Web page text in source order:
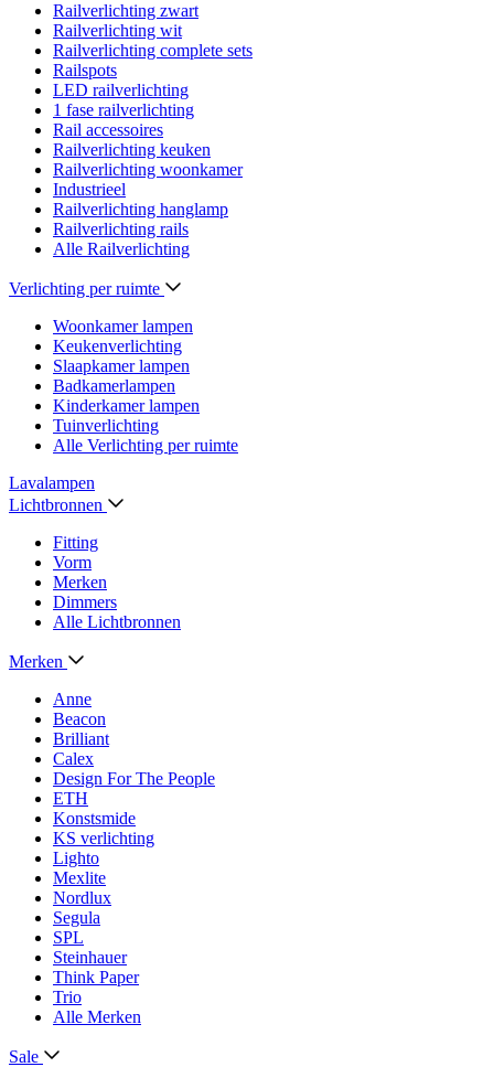
Railverlichting zwart
Railverlichting wit
Railverlichting complete sets
Railspots
LED railverlichting
1 fase railverlichting
Rail accessoires
Railverlichting keuken
Railverlichting woonkamer
Industrieel
Railverlichting hanglamp
Railverlichting rails
Alle Railverlichting
Verlichting per ruimte
Woonkamer lampen
Keukenverlichting
Slaapkamer lampen
Badkamerlampen
Kinderkamer lampen
Tuinverlichting
Alle Verlichting per ruimte
Lavalampen
Lichtbronnen
Fitting
Vorm
Merken
Dimmers
Alle Lichtbronnen
Merken
Anne
Beacon
Brilliant
Calex
Design For The People
ETH
Konstsmide
KS verlichting
Lighto
Mexlite
Nordlux
Segula
SPL
Steinhauer
Think Paper
Trio
Alle Merken
Sale